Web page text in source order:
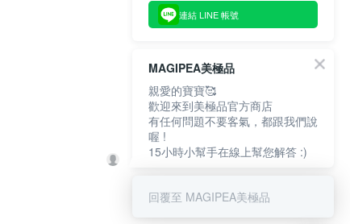
連結 LINE 帳號
MAGIPEA美極品
親愛的寶寶🥰
歡迎來到美極品官方商店
有任何問題不要客氣，都跟我們說
喔 !
15小時小幫手在線上幫您解答 :)
回覆至 MAGIPEA美極品